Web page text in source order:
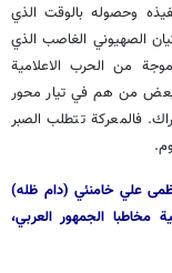
وحصوله بالوقت الذي
الصهيوني الغاصب الذي
من الحرب الاعلامية
بعض من هم في تيار محور
فالمعركة تتطلب الصبر
علي خامنئي (دام ظله)
مخاطبا الجمهور العربي،